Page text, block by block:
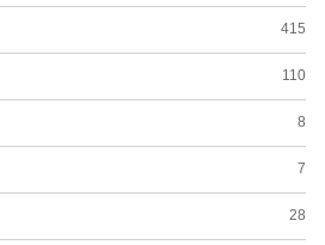
415
110
8
7
28